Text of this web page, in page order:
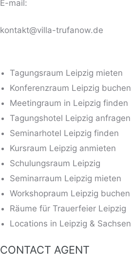
E-mail:
kontakt@villa-trufanow.de
Tagungsraum Leipzig mieten
Konferenzraum Leipzig buchen
Meetingraum in Leipzig finden
Tagungshotel Leipzig anfragen
Seminarhotel Leipzig finden
Kursraum Leipzig anmieten
Schulungsraum Leipzig
Seminarraum Leipzig mieten
Workshopraum Leipzig buchen
Räume für Trauerfeier Leipzig
Locations in Leipzig & Sachsen
CONTACT AGENT